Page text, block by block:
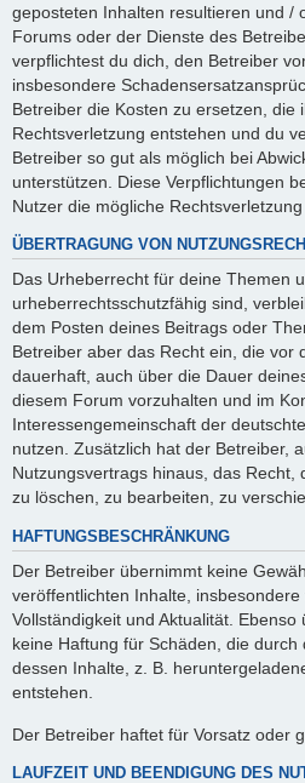
geposteten Inhalten resultieren und /
Forums oder der Dienste des
verpflichtest du dich, den Betreiber
insbesondere
Betreiber die Kosten zu ersetzen, die
Rechtsverletzung entstehen und du
Betreiber so gut als möglich bei
unterstützen. Diese Verpflichtungen
Nutzer die mögliche
ÜBERTRAGUNG VON
Das Urheberrecht für deine Themen
urheberrechtsschutzfähig sind,
dem Posten deines Beitrags oder
Betreiber aber das Recht ein, die vor
dauerhaft, auch über die Dauer
diesem Forum vorzuhalten und im
Interessengemeinschaft der
nutzen. Zusätzlich hat der Betreiber,
Nutzungsvertrags hinaus, das Recht,
zu löschen, zu bearbeiten, zu
HAFTUNGSBESCHRÄNKUNG
Der Betreiber übernimmt keine
veröffentlichten Inhalte, insbesondere
Vollständigkeit und Aktualität.
keine Haftung für Schäden, die
dessen Inhalte, z. B.
entstehen.
Der Betreiber haftet für Vorsatz oder
LAUFZEIT UND BEENDIGUNG DES